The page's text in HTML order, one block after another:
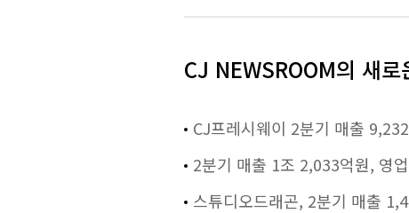
CJ NEWSROOM의 새로
CJ프레시웨이 2분기 매출
2분기 매출 1조 2,033억원, 영
스튜디오드래곤, 2분기 매출